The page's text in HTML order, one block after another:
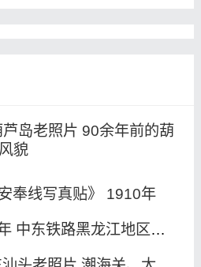
岛老照片 90余年前的葫
貌
奉线写真贴》 1910年
铁路黑龙江地区境内的老照片